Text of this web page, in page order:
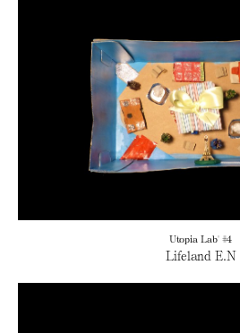
Utopia Lab' #4
Lifeland E.N